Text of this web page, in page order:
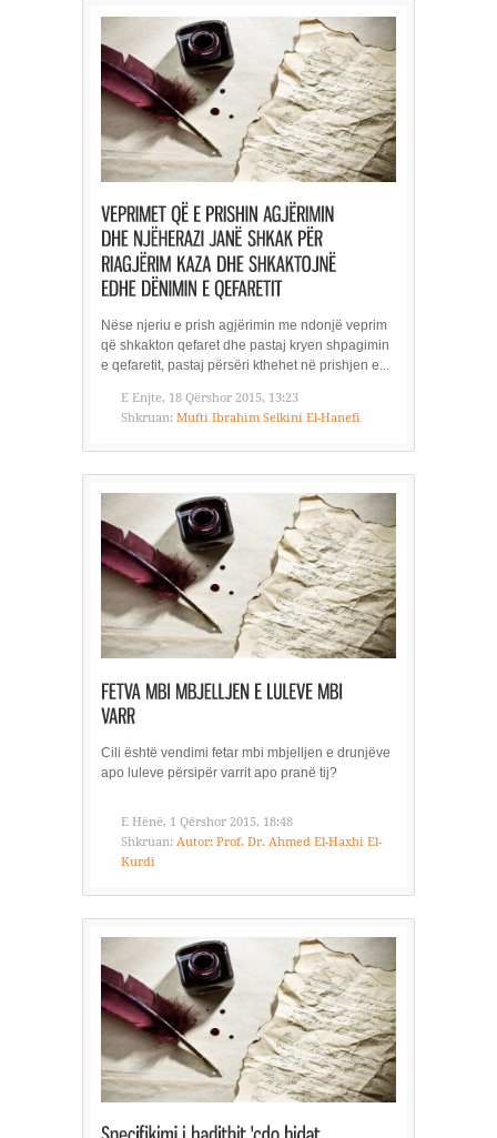
Nëse njeriu e prish agjërimin me ndonjë veprim
që shkakton qefaret dhe pastaj kryen shpagimin
e qefaretit, pastaj përsëri kthehet në prishjen e...
E Enjte, 18 Qërshor 2015, 13:23
Shkruan: Mufti Ibrahim Selkini El-Hanefi
Cili është vendimi fetar mbi mbjelljen e drunjëve
apo luleve përsipër varrit apo pranë tij?
E Hënë, 1 Qërshor 2015, 18:48
Shkruan: Autor: Prof. Dr. Ahmed El-Haxhi El-
Kurdi